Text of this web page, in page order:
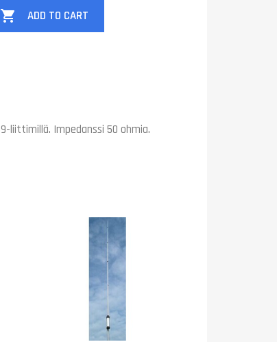
 ADD TO CART
liittimillä. Impedanssi 50 ohmia.